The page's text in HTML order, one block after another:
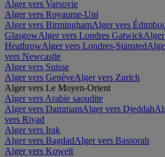
Alger vers Varsovie
Alger vers Royaume-Uni
Alger vers BirminghamAlger vers
GlasgowAlger vers Londres Gatwick
HeathrowAlger vers Londres-Stansted
vers Newcastle
Alger vers Suisse
Alger vers GenèveAlger vers Zurich
Alger vers Le Moyen-Orient
Alger vers Arabie saoudite
Alger vers DammamAlger vers Djeddah
vers Riyad
Alger vers Irak
Alger vers BagdadAlger vers Bassorah
Alger vers Koweït